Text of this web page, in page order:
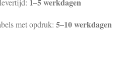
met opdruk: 5–10 werkdagen